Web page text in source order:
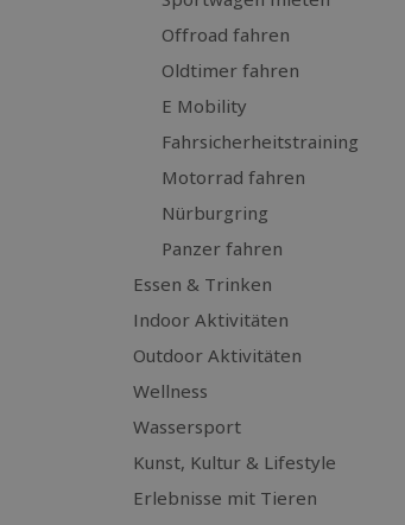
Offroad fahren
Oldtimer fahren
E Mobility
Fahrsicherheitstraining
Motorrad fahren
Nürburgring
Panzer fahren
Essen & Trinken
Indoor Aktivitäten
Outdoor Aktivitäten
Wellness
Wassersport
Kunst, Kultur & Lifestyle
Erlebnisse mit Tieren